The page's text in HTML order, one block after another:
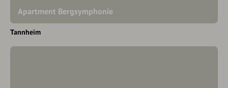
Apartment Bergsymphonie
Tannheim